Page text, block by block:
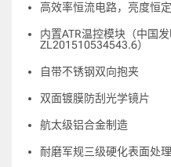
高效率恒流电路，亮度恒定
内置ATR温控模块（中国发
ZL201510534543.6）
自带不锈钢双向抱夹
双面镀膜防刮光学镜片
航太级铝合金制造
耐磨军规三级硬化表面处理